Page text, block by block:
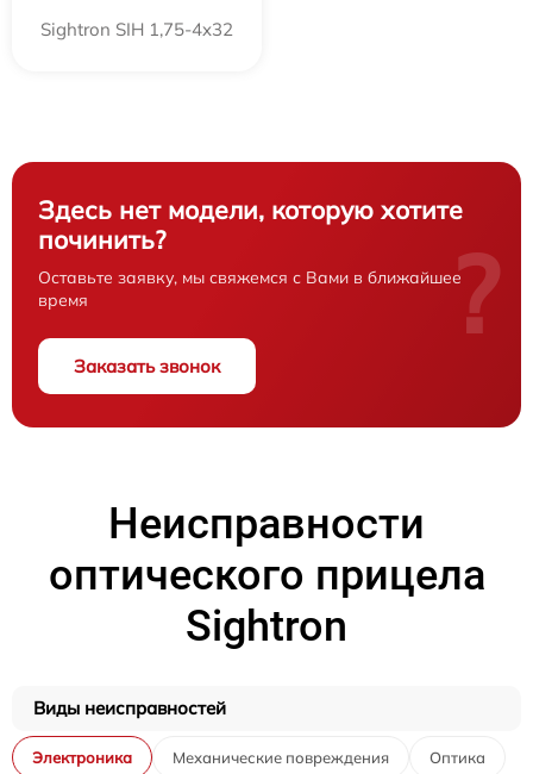
Sightron SIH 1,75-4x32
Здесь нет модели, которую хотите
починить?
Оставьте заявку, мы свяжемся с Вами в ближайшее
время
Заказать звонок
?
Неисправности
оптического прицела
Sightron
Виды неисправностей
Электроника Механические повреждения Оптика